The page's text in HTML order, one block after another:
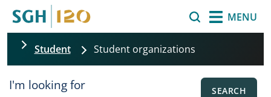
MENU
Student Student organizations
I'm looking for SEARCH